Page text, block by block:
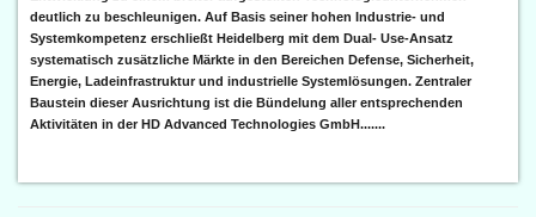
deutlich zu beschleunigen. Auf Basis seiner hohen Industrie- und
Systemkompetenz erschließt Heidelberg mit dem Dual- Use-Ansatz
systematisch zusätzliche Märkte in den Bereichen Defense, Sicherheit,
Energie, Ladeinfrastruktur und industrielle Systemlösungen. Zentraler
Baustein dieser Ausrichtung ist die Bündelung aller entsprechenden
Aktivitäten in der HD Advanced Technologies GmbH.......